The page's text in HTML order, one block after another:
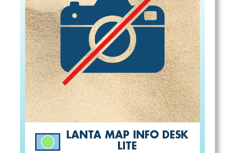
LANTA MAP INFO DESK
LITE